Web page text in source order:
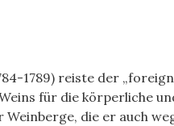
1789) reiste der
für die körperliche
die er auch